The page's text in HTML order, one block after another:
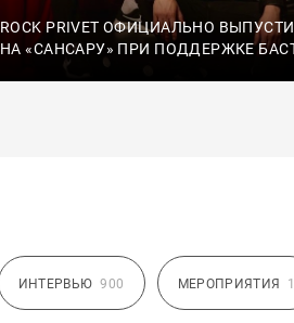
ROCK PRIVET ОФИЦИАЛЬНО
НА «САНСАРУ» ПРИ ПОДДЕРЖКЕ
ИНТЕРВЬЮ 900 МЕРОПРИЯТИЯ 1